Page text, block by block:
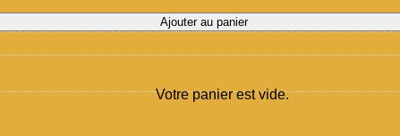
Votre panier est vide.
Ajouter au panier